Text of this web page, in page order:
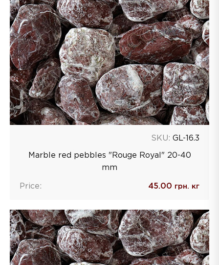
SKU: GL-16.3
Marble red pebbles "Rouge Royal" 20-40
mm
Price: 45.00 грн. кг